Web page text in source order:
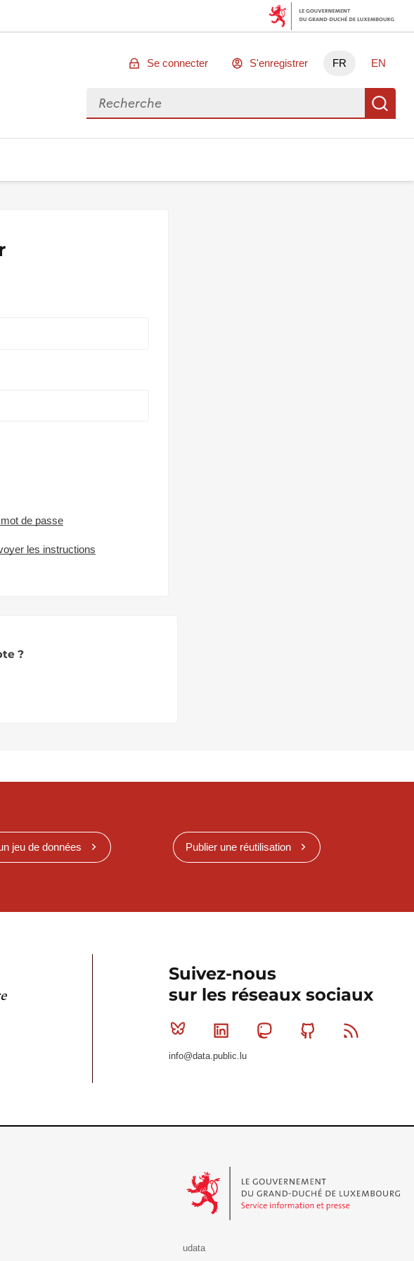
Se connecter S'enregistrer FR EN
Rechercher des données
de passe
les instructions
?
jeu de données Publier une réutilisation
Suivez-nous
sur les réseaux sociaux
Bluesky Linkedin MastodonGithub
info@data.public.lu
udata